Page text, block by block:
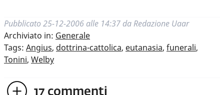
Pubblicato 25-12-2006 alle 14:37 da Redazione Uaar
Archiviato in: Generale
Tags: Angius, dottrina-cattolica, eutanasia, funerali,
Tonini, Welby
17 commenti